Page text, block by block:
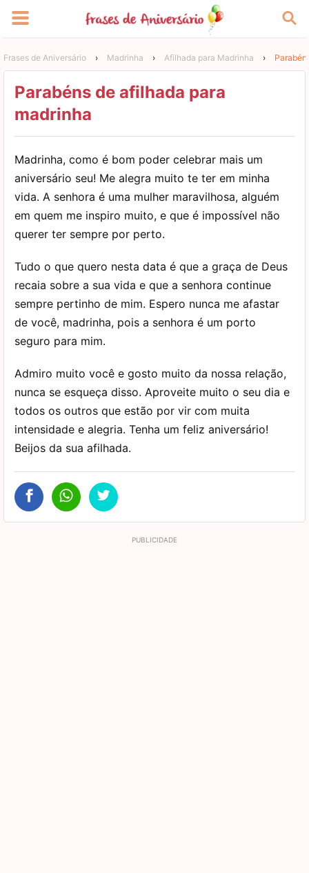
Frases de Aniversário › Madrinha › Afilhada para Madrinha ›
Parabéns de afilhada para
madrinha
Madrinha, como é bom poder celebrar mais um
aniversário seu! Me alegra muito te ter em minha
vida. A senhora é uma mulher maravilhosa, alguém
em quem me inspiro muito, e que é impossível não
querer ter sempre por perto.
Tudo o que quero nesta data é que a graça de Deus
recaia sobre a sua vida e que a senhora continue
sempre pertinho de mim. Espero nunca me afastar
de você, madrinha, pois a senhora é um porto
seguro para mim.
Admiro muito você e gosto muito da nossa relação,
nunca se esqueça disso. Aproveite muito o seu dia e
todos os outros que estão por vir com muita
intensidade e alegria. Tenha um feliz aniversário!
Beijos da sua afilhada.